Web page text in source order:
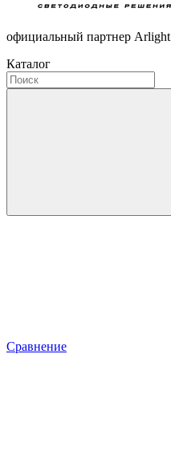
официальный партнер Arlight
Каталог
Сравнение